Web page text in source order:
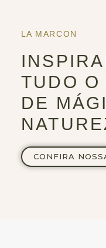
LA MARCON
TUDO O
DE
CONFIRA